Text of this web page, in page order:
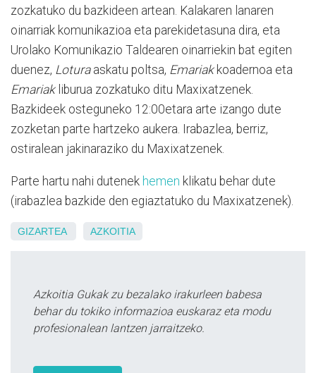
zozkatuko du bazkideen artean. Kalakaren lanaren
oinarriak komunikazioa eta parekidetasuna dira, eta
Urolako Komunikazio Taldearen oinarriekin bat egiten
duenez, Loturaaskatu poltsa, Emariakkoadernoa eta
Emariakliburua zozkatuko ditu Maxixatzenek.
Bazkideek osteguneko 12:00etara arte izango dute
zozketan parte hartzeko aukera. Irabazlea, berriz,
ostiralean jakinaraziko du Maxixatzenek.
Parte hartu nahi dutenek hemen klikatu behar dute
(irabazlea bazkide den egiaztatuko du Maxixatzenek).
GIZARTEA AZKOITIA
Azkoitia Gukak zu bezalako irakurleen babesa
behar du tokiko informazioa euskaraz eta modu
profesionalean lantzen jarraitzeko.